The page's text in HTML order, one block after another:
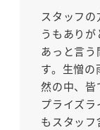
スタッフ
うもありが
あっと言
す。生憎
然の中、皆
プライズ
もスタッ